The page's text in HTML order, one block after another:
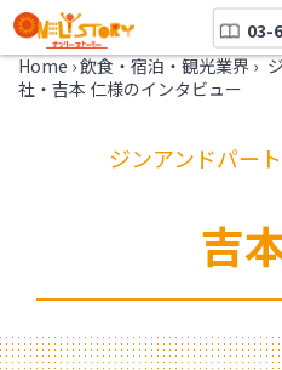
03-
Home ›飲食・宿泊・観光業界 ›
社・吉本 仁様のインタビュー
ジンアンドパー
吉